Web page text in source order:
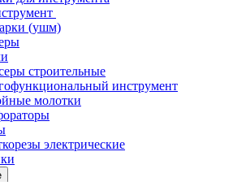
(ушм)
строительные
инструмент
молотки
электрические